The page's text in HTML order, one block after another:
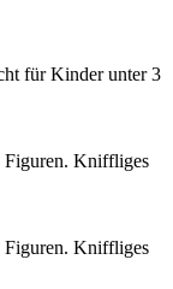
für Kinder unter 3
Figuren. Kniffliges
Figuren. Kniffliges